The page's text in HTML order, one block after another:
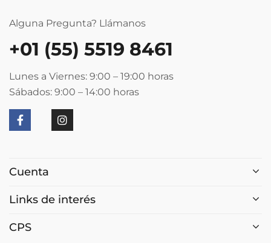
Alguna Pregunta? Llámanos
+01 (55) 5519 8461
Lunes a Viernes: 9:00 – 19:00 horas
Sábados: 9:00 – 14:00 horas
Cuenta
Links de interés
CPS